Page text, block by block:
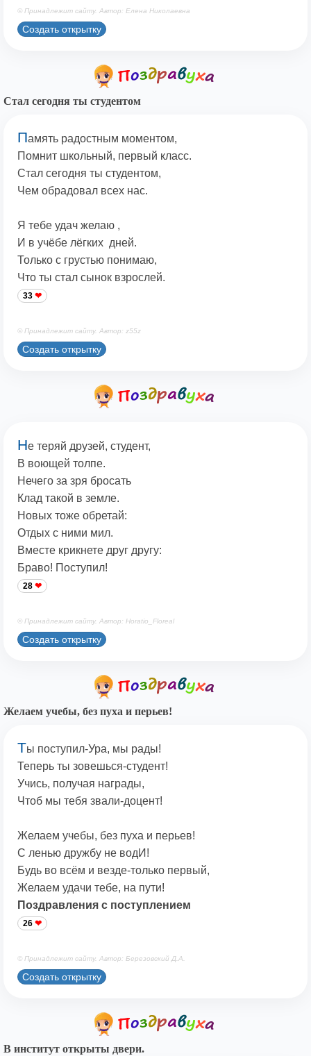
© Принадлежит сайту. Автор: Елена Николаевна
Создать открытку
Стал сегодня ты студентом
Память радостным моментом,
Помнит школьный, первый класс.
Стал сегодня ты студентом,
Чем обрадовал всех нас.
Я тебе удач желаю ,
И в учёбе лёгких дней.
Только с грустью понимаю,
Что ты стал сынок взрослей.
33
© Принадлежит сайту. Автор: z55z
Создать открытку
Не теряй друзей, студент,
В воющей толпе.
Нечего за зря бросать
Клад такой в земле.
Новых тоже обретай:
Отдых с ними мил.
Вместе крикнете друг другу:
Браво! Поступил!
28
© Принадлежит сайту. Автор: Horatio_Floreal
Создать открытку
Желаем учебы, без пуха и перьев!
Ты поступил-Ура, мы рады!
Теперь ты зовешься-студент!
Учись, получая награды,
Чтоб мы тебя звали-доцент!
Желаем учебы, без пуха и перьев!
С ленью дружбу не водИ!
Будь во всём и везде-только первый,
Желаем удачи тебе, на пути!
Поздравления с поступлением
26
© Принадлежит сайту. Автор: Березовский Д.А.
Создать открытку
В институт открыты двери.